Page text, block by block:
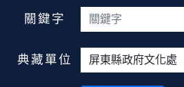
關鍵字
典藏單位